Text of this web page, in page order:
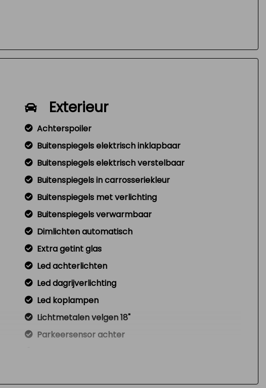
Exterieur
Achterspoiler
Buitenspiegels elektrisch inklapbaar
Buitenspiegels elektrisch verstelbaar
Buitenspiegels in carrosseriekleur
Buitenspiegels met verlichting
Buitenspiegels verwarmbaar
Dimlichten automatisch
Extra getint glas
Led achterlichten
Led dagrijverlichting
Led koplampen
Lichtmetalen velgen 18"
Parkeersensor achter